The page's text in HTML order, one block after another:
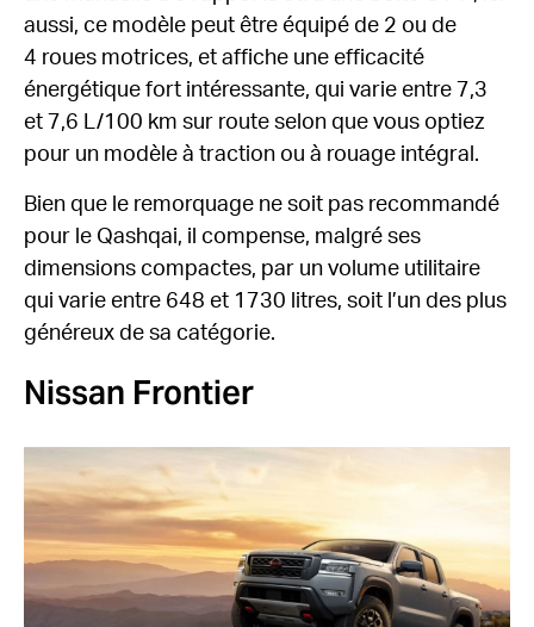
aussi, ce modèle peut être équipé de 2 ou de
4 roues motrices, et affiche une efficacité
énergétique fort intéressante, qui varie entre 7,3
et 7,6 L/100 km sur route selon que vous optiez
pour un modèle à traction ou à rouage intégral.
Bien que le remorquage ne soit pas recommandé
pour le Qashqai, il compense, malgré ses
dimensions compactes, par un volume utilitaire
qui varie entre 648 et 1730 litres, soit l’un des plus
généreux de sa catégorie.
Nissan Frontier